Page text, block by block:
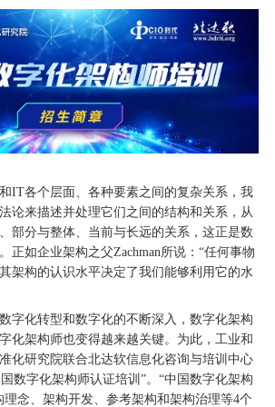
IT各个层面、各种要素之间的复杂关系，我
论来描述并处理它们之间的结构和关系，从
部分与整体、当前与长远的关系，这正是数
正如企业架构之父Zachman所说：“任何事物
架构的认识水平决定了我们能够利用它的水
字化转型和数字化的不断深入，数字化架构
化架构师也变得越来越关键。为此，工业和
化研究院联合北达软信息化咨询与培训中心
数字化架构师认证培训”。“中国数字化架构
理念、架构开发、参考架构和架构治理等4个